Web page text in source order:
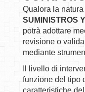
Qualora la
SUMINISTROS
potrà adottare
revisione o
mediante
Il livello di
funzione del tipo
caratteristiche